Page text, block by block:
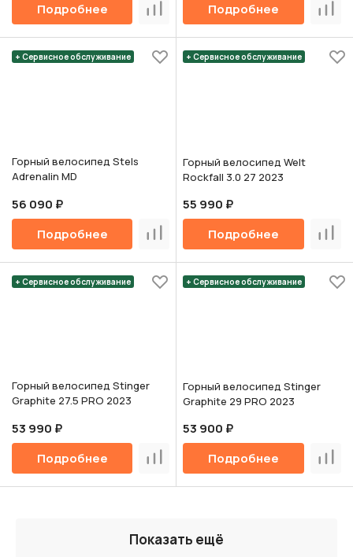
Подробнее
СравнитьПодробнее
+ Сервисное обслуживание
Горный велосипед Stels
Adrenalin MD
56 090 ₽
Подробнее
Сравнить
+ Сервисное обслуживание
Горный велосипед Welt
Rockfall 3.0 27 2023
55 990 ₽
Подробнее
+ Сервисное обслуживание
Горный велосипед Stinger
Graphite 27.5 PRO 2023
53 990 ₽
Подробнее
Сравнить
+ Сервисное обслуживание
Горный велосипед Stinger
Graphite 29 PRO 2023
53 900 ₽
Подробнее
Показать ещё